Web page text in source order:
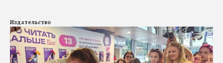
Издательство